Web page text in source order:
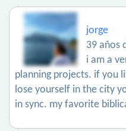
jorge
39 años
i am a
planning projects. if you
lose yourself in the city
in sync. my favorite